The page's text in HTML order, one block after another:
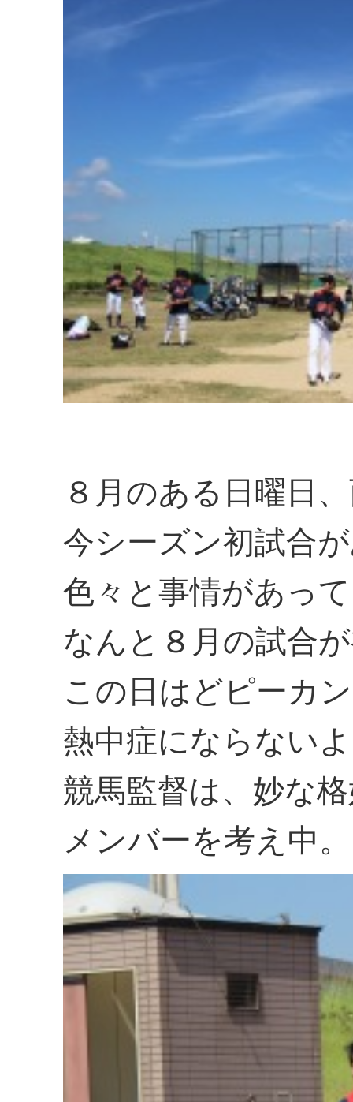
８月のある日曜日
今シーズン初試合
色々と事情があっ
なんと８月の試合
この日はどピーカ
熱中症にならない
競馬監督は、妙な
メンバーを考え中。